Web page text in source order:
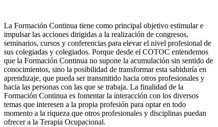
La Formación Continua tiene como principal objetivo estimular e
impulsar las acciones dirigidas a la realización de congresos,
seminarios, cursos y conferencias para elevar el nivel profesional de
sus colegiadas y colegiados. Porque desde el COTOC entendemos
que la Formación Continua no supone la acumulación sin sentido de
conocimientos, sino la posibilidad de transformar esta sabiduría en
aprendizaje, que pueda ser transmitido hacia otros profesionales y
hacia las personas con las que se trabaja. La finalidad de la
Formación Continua es fomentar la interacción con los diversos
temas que interesen a la propia profesión para optar en todo
momento a la riqueza que otros profesionales y disciplinas puedan
ofrecer a la Terapia Ocupacional.